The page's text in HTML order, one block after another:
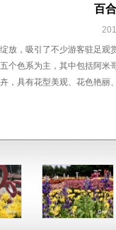
百
放，吸引了不少游客驻足
个色系为主，其中包括阿
，具有花型美观、花色艳